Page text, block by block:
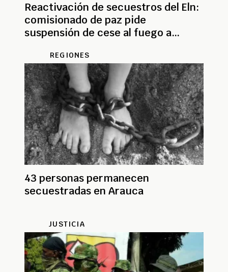
Reactivación de secuestros del Eln:
comisionado de paz pide
suspensión de cese al fuego a
REGIONES
43 personas permanecen
secuestradas en Arauca
JUSTICIA